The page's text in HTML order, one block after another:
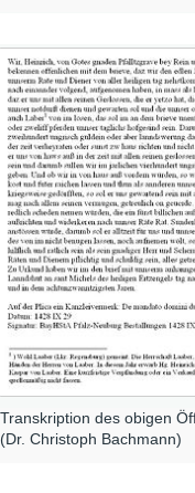
Transkription des obigen
(Dr. Christoph Bachmann)